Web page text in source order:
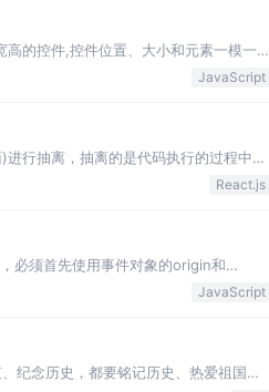
的控件,控件位置、大小和元素一模一样
新的width = 旧的width + 控件x坐标变
JavaScript
行抽离，抽离的是代码执行的过程中的
们可以看见，OOP是通过继承来复用一
React.js
必须首先使用事件对象的origin和
点脚本攻击。而且需要iframe的onload
JavaScript
纪念历史，都要铭记历史、热爱祖国、